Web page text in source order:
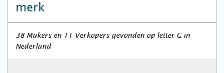
merk
38 Makers en 11 Verkopers gevonden op letter G in
Nederland